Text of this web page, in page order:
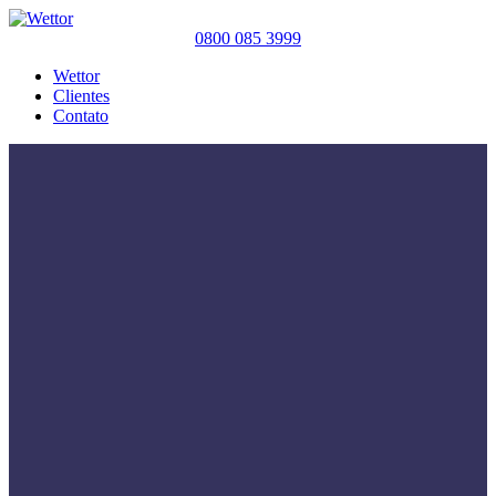
0800 085 3999
Wettor
Clientes
Contato